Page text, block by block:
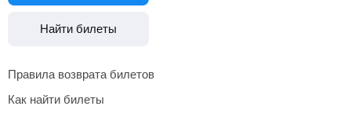
Найти билеты
Правила возврата билетов
Как найти билеты